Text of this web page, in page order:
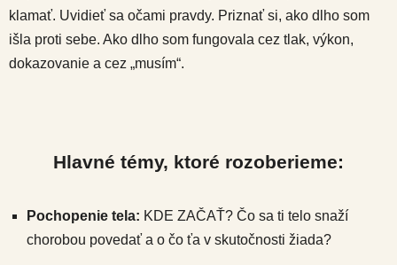
klamať. Uvidieť sa očami pravdy. Priznať si, ako dlho som
išla proti sebe. Ako dlho som fungovala cez tlak, výkon,
dokazovanie a cez „musím“.
Hlavné témy, ktoré rozoberieme:
Pochopenie tela: KDE ZAČAŤ? Čo sa ti telo snaží
chorobou povedať a o čo ťa v skutočnosti žiada?